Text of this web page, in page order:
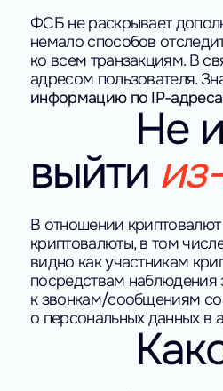
ФСБ не раскрывает
немало способов
ко всем транзакциям. В
адресом пользователя.
информацию по IP-
Не
выйти
В отношении
криптовалюты, в том
видно как участникам
посредствам наблюдения
к звонкам/сообщениям
о персональных данных в